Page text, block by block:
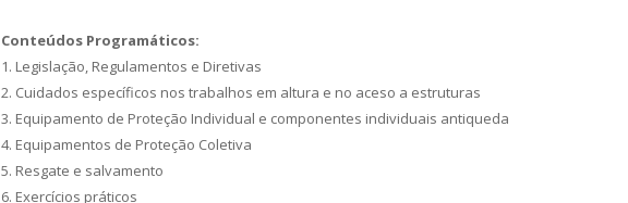
Conteúdos Programáticos:
1. Legislação, Regulamentos e Diretivas
2. Cuidados específicos nos trabalhos em altura e no aceso a estruturas
3. Equipamento de Proteção Individual e componentes individuais antiqueda
4. Equipamentos de Proteção Coletiva
5. Resgate e salvamento
6. Exercícios práticos